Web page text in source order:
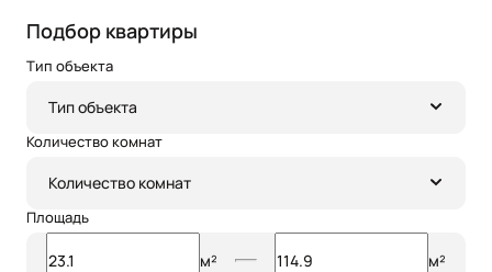
Подбор квартиры
Тип объекта
Тип объекта
Количество комнат
Количество комнат
Площадь
м² м²